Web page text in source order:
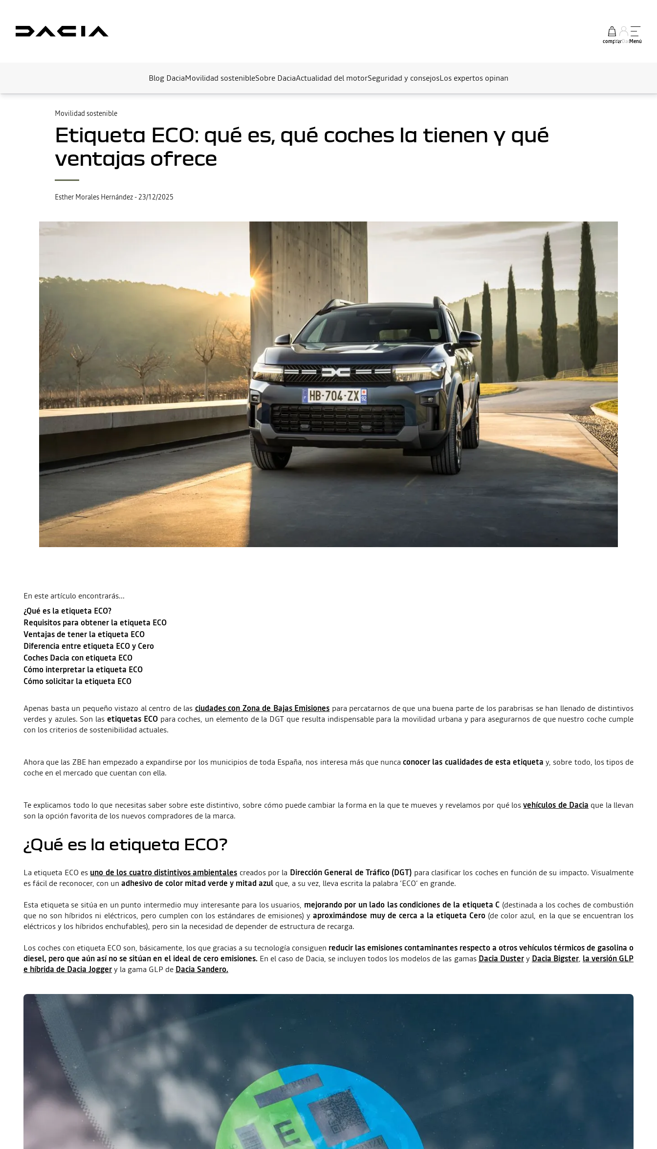
comprarMy DaciaMenú
Blog DaciaMovilidad sostenibleSobre DaciaActualidad del motorSeguridad y consejosLos expertos opinan
Movilidad sostenible
Etiqueta ECO: qué es, qué coches la tienen y qué
ventajas ofrece
Esther Morales Hernández-23/12/2025
En este artículo encontrarás...
¿Qué es la etiqueta ECO?
Requisitos para obtener la etiqueta ECO
Ventajas de tener la etiqueta ECO
Diferencia entre etiqueta ECO y Cero
Coches Dacia con etiqueta ECO
Cómo interpretar la etiqueta ECO
Cómo solicitar la etiqueta ECO
Apenas basta un pequeño vistazo al centro de las ciudades con Zona de Bajas Emisiones para percatarnos de que una buena parte de los parabrisas se han llenado de distintivos
verdes y azules. Son las etiquetas ECOpara coches, un elemento de la DGT que resulta indispensable para la movilidad urbana y para asegurarnos de que nuestro coche cumple
con los criterios de sostenibilidad actuales.
Ahora que las ZBE han empezado a expandirse por los municipios de toda España, nos interesa más que nuncaconocer las cualidades de esta etiqueta y, sobre todo, los tipos de
coche en el mercado que cuentan con ella.
Te explicamos todo lo que necesitas saber sobre este distintivo, sobre cómo puede cambiar la forma en la que te mueves y revelamos por qué losvehículos de Dacia que la llevan
son la opción favorita de los nuevos compradores de la marca.
¿Qué es la etiqueta ECO?
La etiqueta ECO es uno de los cuatro distintivos ambientales creados por la Dirección General de Tráfico (DGT) para clasificar los coches en función de su impacto. Visualmente
es fácil de reconocer, con un adhesivo de color mitad verde y mitad azul que, a su vez, lleva escrita la palabra ‘ECO’ en grande.
Esta etiqueta se sitúa en un punto intermedio muy interesante para los usuarios, mejorando por un lado las condiciones de la etiqueta C (destinada a los coches de combustión
que no son híbridos ni eléctricos, pero cumplen con los estándares de emisiones) yaproximándose muy de cerca a la etiqueta Cero (de color azul, en la que se encuentran los
eléctricos y los híbridos enchufables), pero sin la necesidad de depender de estructura de recarga.
Los coches con etiqueta ECO son, básicamente, los que gracias a su tecnología consiguen reducir las emisiones contaminantes respecto a otros vehículos térmicos de gasolina o
diesel, pero que aún así no se sitúan en el ideal de cero emisiones.En el caso de Dacia, se incluyen todos los modelos de las gamas Dacia Dustery Dacia Bigster, la versión GLP
e híbrida de Dacia Joggery la gama GLP de Dacia Sandero.